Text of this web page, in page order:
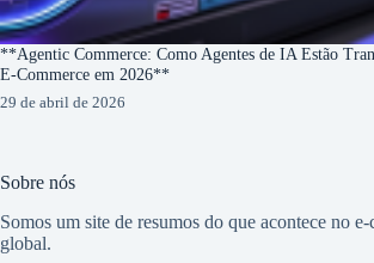
**Agentic Commerce: Como Agentes de IA Estão
E-Commerce em 2026**
29 de abril de 2026
Sobre nós
Somos um site de resumos do que acontece no
global.